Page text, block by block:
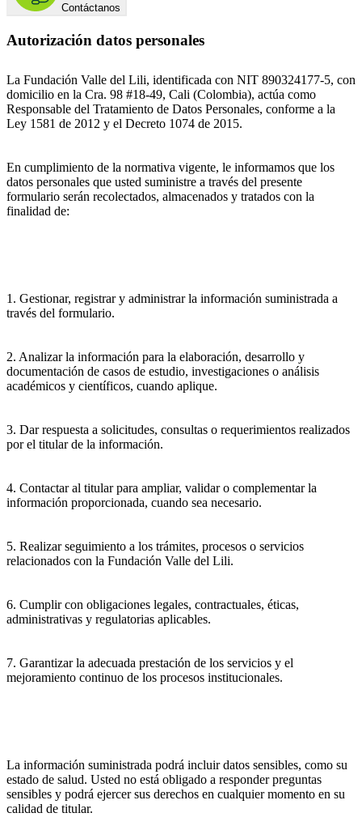
Contáctanos
Autorización datos personales
La Fundación Valle del Lili, identificada con NIT 890324177-5, con
domicilio en la Cra. 98 #18-49, Cali (Colombia), actúa como
Responsable del Tratamiento de Datos Personales, conforme a la
Ley 1581 de 2012 y el Decreto 1074 de 2015.
En cumplimiento de la normativa vigente, le informamos que los
datos personales que usted suministre a través del presente
formulario serán recolectados, almacenados y tratados con la
finalidad de:
1. Gestionar, registrar y administrar la información suministrada a
través del formulario.
2. Analizar la información para la elaboración, desarrollo y
documentación de casos de estudio, investigaciones o análisis
académicos y científicos, cuando aplique.
3. Dar respuesta a solicitudes, consultas o requerimientos realizados
por el titular de la información.
4. Contactar al titular para ampliar, validar o complementar la
información proporcionada, cuando sea necesario.
5. Realizar seguimiento a los trámites, procesos o servicios
relacionados con la Fundación Valle del Lili.
6. Cumplir con obligaciones legales, contractuales, éticas,
administrativas y regulatorias aplicables.
7. Garantizar la adecuada prestación de los servicios y el
mejoramiento continuo de los procesos institucionales.
La información suministrada podrá incluir datos sensibles, como su
estado de salud. Usted no está obligado a responder preguntas
sensibles y podrá ejercer sus derechos en cualquier momento en su
calidad de titular.